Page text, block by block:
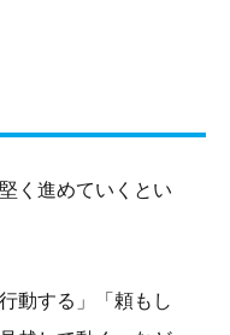
く進めていくとい
動する」「頼もし